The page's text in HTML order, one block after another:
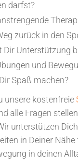
darfst?
zurück in den
Dir Unterstützung
und
Spaß machen?
unsere kostenfreie
alle Fragen
unterstützen
in Deiner Nähe
in deinen